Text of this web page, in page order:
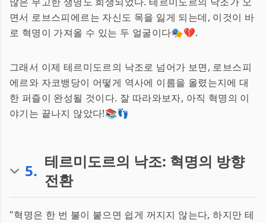
면서 로브스피에르는 자신도 목을 잃게 되는데, 이것이 바
로 혁명이 가져올 수 있는 두 얼굴이다🎭💔.
그래서 이제 테르미도르의 낙조로 넘어가 보면, 로브스피
에르와 자코뱅당이 어떻게 역사에 이름을 올렸는지에 대
한 퍼즐이 완성될 것이다. 잘 따라와보자, 아직 혁명의 이
야기는 끝나지 않았다!📚👣
5. 테르미도르의 낙조: 혁명의 방향
전환
"혁명은 한 번 불이 붙으면 쉽게 꺼지지 않는다, 하지만 테